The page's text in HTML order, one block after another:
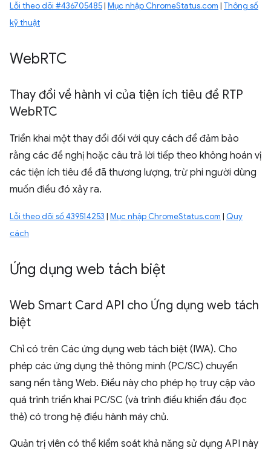
Lỗi theo dõi #436705485| Mục nhập ChromeStatus.com | Thông số
kỹ thuật
WebRTC
Thay đổi về hành vi của tiện ích tiêu đề RTP
WebRTC
Triển khai một thay đổi đối với quy cách để đảm bảo
rằng các đề nghị hoặc câu trả lời tiếp theo không hoán vị
các tiện ích tiêu đề đã thương lượng, trừ phi người dùng
muốn điều đó xảy ra.
Lỗi theo dõi số 439514253 | Mục nhập ChromeStatus.com | Quy
cách
Ứng dụng web tách biệt
Web Smart Card API cho Ứng dụng web tách
biệt
Chỉ có trên Các ứng dụng web tách biệt (IWA). Cho
phép các ứng dụng thẻ thông minh (PC/SC) chuyển
sang nền tảng Web. Điều này cho phép họ truy cập vào
quá trình triển khai PC/SC (và trình điều khiển đầu đọc
thẻ) có trong hệ điều hành máy chủ.
Quản trị viên có thể kiểm soát khả năng sử dụng API này